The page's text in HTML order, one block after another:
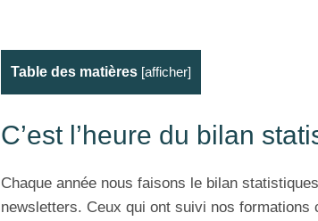
Table des matières [afficher]
C’est l’heure du bilan
Chaque année nous faisons le bilan
newsletters. Ceux qui ont suivi nos formations